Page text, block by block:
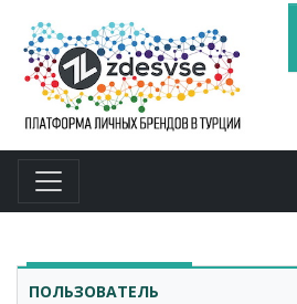
ПОЛЬЗОВАТЕЛЬ